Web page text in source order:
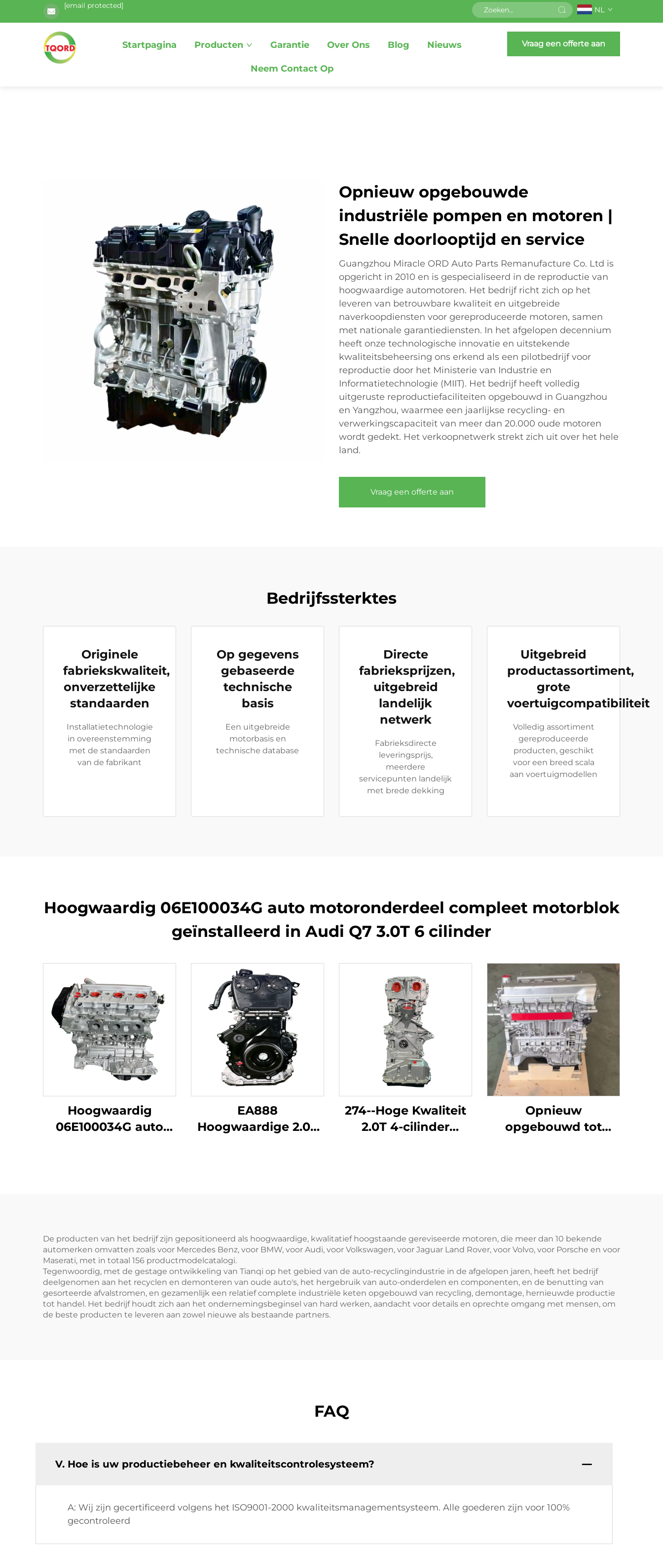
[email protected] NL
Startpagina Producten Garantie Over Ons Blog Nieuws
Neem Contact Op
Vraag een offerte aan
Opnieuw opgebouwde
industriële pompen en motoren |
Snelle doorlooptijd en service
Guangzhou Miracle ORD Auto Parts Remanufacture Co. Ltd is
opgericht in 2010 en is gespecialiseerd in de reproductie van
hoogwaardige automotoren. Het bedrijf richt zich op het
leveren van betrouwbare kwaliteit en uitgebreide
naverkoopdiensten voor gereproduceerde motoren, samen
met nationale garantiediensten. In het afgelopen decennium
heeft onze technologische innovatie en uitstekende
kwaliteitsbeheersing ons erkend als een pilotbedrijf voor
reproductie door het Ministerie van Industrie en
Informatietechnologie (MIIT). Het bedrijf heeft volledig
uitgeruste reproductiefaciliteiten opgebouwd in Guangzhou
en Yangzhou, waarmee een jaarlijkse recycling- en
verwerkingscapaciteit van meer dan 20.000 oude motoren
wordt gedekt. Het verkoopnetwerk strekt zich uit over het hele
land.
Vraag een offerte aan
Bedrijfssterktes
Originele
fabriekskwaliteit,
onverzettelijke
standaarden
Installatietechnologie
in overeenstemming
met de standaarden
van de fabrikant
Op gegevens
gebaseerde
technische
basis
Een uitgebreide
motorbasis en
technische database
Directe
fabrieksprijzen,
uitgebreid
landelijk
netwerk
Fabrieksdirecte
leveringsprijs,
meerdere
servicepunten landelijk
met brede dekking
Uitgebreid
productassortiment,
grote
voertuigcompatibiliteit
Volledig assortiment
gereproduceerde
producten, geschikt
voor een breed scala
aan voertuigmodellen
Hoogwaardig 06E100034G auto motoronderdeel compleet motorblok
geïnstalleerd in Audi Q7 3.0T 6 cilinder
Hoogwaardig
06E100034G auto
EA888
Hoogwaardige 2.0T
Maiteng, Golf GTI en
andere modellen
274--Hoge Kwaliteit
2.0T 4-cilinder
Opnieuw
opgebouwd tot
De producten van het bedrijf zijn gepositioneerd als hoogwaardige, kwalitatief hoogstaande gereviseerde motoren, die meer dan 10 bekende
automerken omvatten zoals voor Mercedes Benz, voor BMW, voor Audi, voor Volkswagen, voor Jaguar Land Rover, voor Volvo, voor Porsche en voor
Maserati, met in totaal 156 productmodelcatalogi.
Tegenwoordig, met de gestage ontwikkeling van Tianqi op het gebied van de auto-recyclingindustrie in de afgelopen jaren, heeft het bedrijf
deelgenomen aan het recyclen en demonteren van oude auto's, het hergebruik van auto-onderdelen en componenten, en de benutting van
gesorteerde afvalstromen, en gezamenlijk een relatief complete industriële keten opgebouwd van recycling, demontage, hernieuwde productie
tot handel. Het bedrijf houdt zich aan het ondernemingsbeginsel van hard werken, aandacht voor details en oprechte omgang met mensen, om
de beste producten te leveren aan zowel nieuwe als bestaande partners.
FAQ
V. Hoe is uw productiebeheer en kwaliteitscontrolesysteem?
A: Wij zijn gecertificeerd volgens het ISO9001-2000 kwaliteitsmanagementsysteem. Alle goederen zijn voor 100%
gecontroleerd